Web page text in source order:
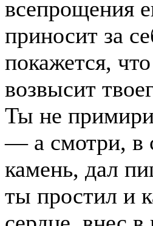
всепрощения
приносит за
покажется,
возвысит
Ты не
— а смотри, в
камень, дал
ты простил и